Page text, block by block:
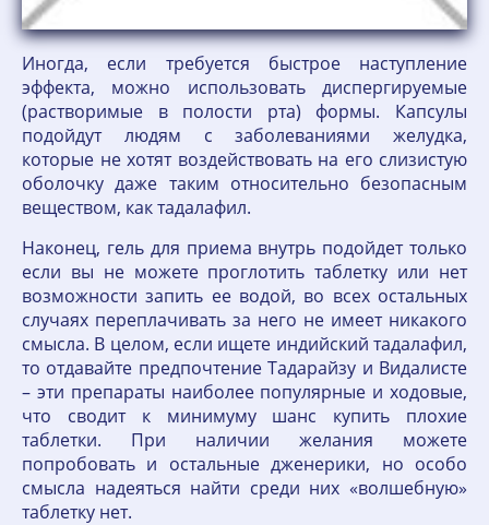
Иногда, если требуется быстрое наступление
эффекта, можно использовать диспергируемые
(растворимые в полости рта) формы. Капсулы
подойдут людям с заболеваниями желудка,
которые не хотят воздействовать на его слизистую
оболочку даже таким относительно безопасным
веществом, как тадалафил.
Наконец, гель для приема внутрь подойдет только
если вы не можете проглотить таблетку или нет
возможности запить ее водой, во всех остальных
случаях переплачивать за него не имеет никакого
смысла. В целом, если ищете индийский тадалафил,
то отдавайте предпочтение Тадарайзу и Видалисте
– эти препараты наиболее популярные и ходовые,
что сводит к минимуму шанс купить плохие
таблетки. При наличии желания можете
попробовать и остальные дженерики, но особо
смысла надеяться найти среди них «волшебную»
таблетку нет.